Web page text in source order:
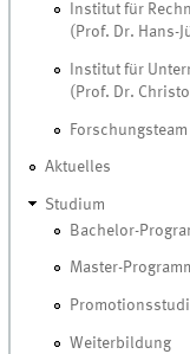
Institut für
(Prof. Dr. Hans-
Institut für
(Prof. Dr.
Aktuelles
Studium
Bachelor-
Master-
Weiterbildung